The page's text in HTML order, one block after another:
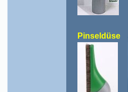
Pinseldüse